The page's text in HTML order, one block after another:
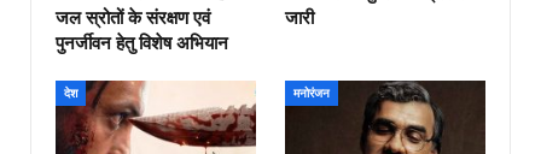
जल स्रोतों के संरक्षण एवं
पुनर्जीवन हेतु विशेष अभियान
जारी
देश मनोरंजन